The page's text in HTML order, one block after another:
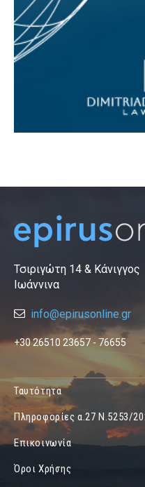
Τσιριγώτη 14 & Κάνιγγος
Ιωάννινα
info@epirusonline.gr
+30 26510 23657 - 76655
Ταυτότητα
Πληροφορίες α.27 Ν.5253/
Επικοινωνία
Όροι Χρήσης